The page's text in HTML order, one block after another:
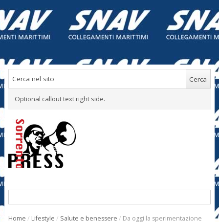
Optional callout text right side.
Home / Lifestyle / Salute e benessere / Da oggi la sperimentazione